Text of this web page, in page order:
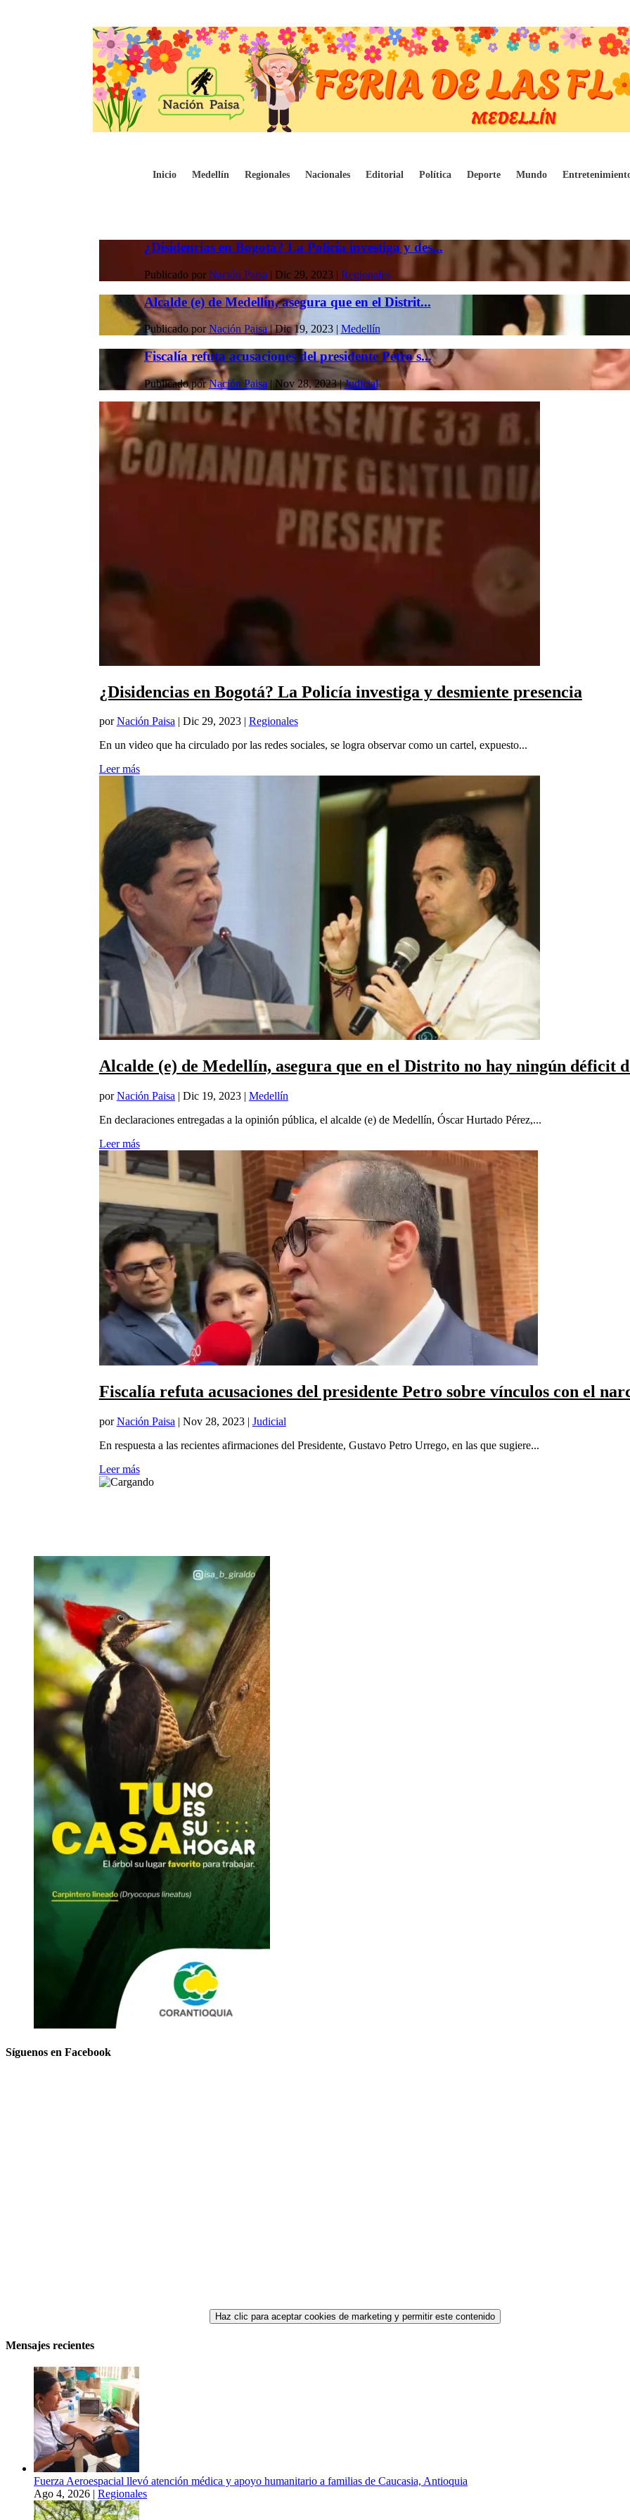
Inicio Medellín Regionales Nacionales Editorial Política Deporte Mundo
¿Disidencias en Bogotá? La Policía investiga y des...
Publicado por Nación Paisa | Dic 29, 2023| Regionales
Alcalde (e) de Medellín, asegura que en el Distrit...
Publicado porNación Paisa |Dic 19, 2023| Medellín
Fiscalía refuta acusaciones del presidente Petro s...
Publicado porNación Paisa | Nov 28, 2023|Judicial
¿Disidencias en Bogotá? La Policía investiga y desmiente presencia
porNación Paisa| Dic 29, 2023| Regionales
En un video que ha circulado por las redes sociales, se logra observar como un cartel, expuesto...
Leer más
Alcalde (e) de Medellín, asegura que en el Distrito no hay ningún déficit
porNación Paisa | Dic 19, 2023| Medellín
En declaraciones entregadas a la opinión pública, el alcalde (e) de Medellín, Óscar Hurtado Pérez,...
Leer más
Fiscalía refuta acusaciones del presidente Petro sobre vínculos con el
porNación Paisa | Nov 28, 2023| Judicial
En respuesta a las recientes afirmaciones del Presidente, Gustavo Petro Urrego, en las que sugiere...
Leer más
Síguenos en Facebook
Haz clic para aceptar cookies de marketing y permitir este contenido
Mensajes recientes
Fuerza Aeroespacial llevó atención médica y apoyo humanitario a familias de Caucasia, Antioquia
Ago 4, 2026 | Regionales